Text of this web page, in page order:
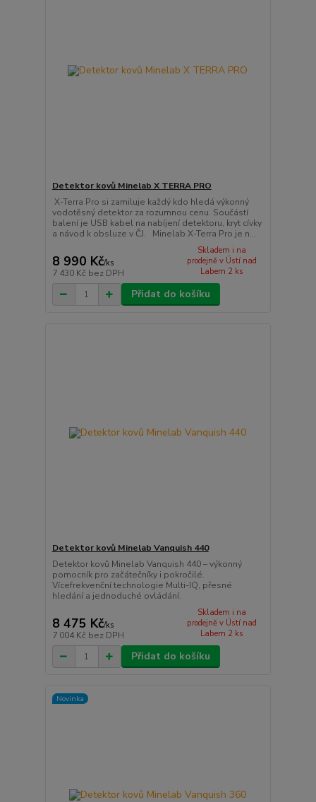
Detektor kovů Minelab X TERRA PRO
X-Terra Pro si zamiluje každý kdo hledá výkonný
vodotěsný detektor za rozumnou cenu. Součástí
balení je USB kabel na nabíjení detektoru, kryt cívky
a návod k obsluze v ČJ. Minelab X-Terra Pro je n...
8 990 Kč/ks
7 430 Kč bez DPH
Skladem i na
prodejně v Ústí nad
Labem 2 ks
Přidat do košíku
Detektor kovů Minelab Vanquish 440
Detektor kovů Minelab Vanquish 440 – výkonný
pomocník pro začátečníky i pokročilé.
Vícefrekvenční technologie Multi-IQ, přesné
hledání a jednoduché ovládání.
8 475 Kč/ks
7 004 Kč bez DPH
Skladem i na
prodejně v Ústí nad
Labem 2 ks
Přidat do košíku
Novinka